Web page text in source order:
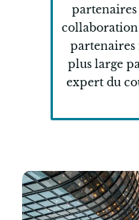
collaboration
partenaires
plus large
expert du